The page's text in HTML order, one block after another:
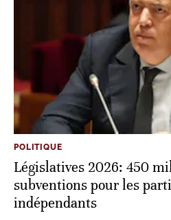
POLITIQUE
Législatives 2026: 450
subventions pour les
indépendants